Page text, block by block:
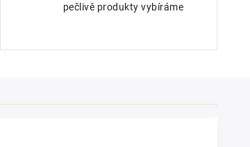
pečlivě produkty vybíráme